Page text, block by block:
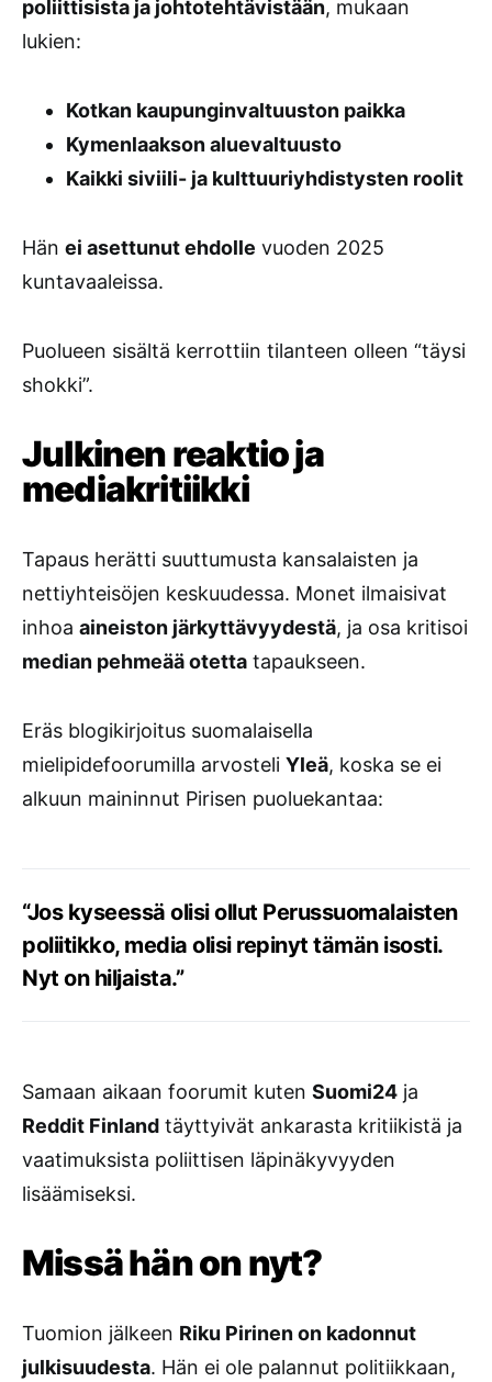
poliittisista ja johtotehtävistään, mukaan
lukien:
Kotkan kaupunginvaltuuston paikka
Kymenlaakson aluevaltuusto
Kaikki siviili- ja kulttuuriyhdistysten roolit
Hän ei asettunut ehdolle vuoden 2025
kuntavaaleissa.
Puolueen sisältä kerrottiin tilanteen olleen “täysi
shokki”.
Julkinen reaktio ja
mediakritiikki
Tapaus herätti suuttumusta kansalaisten ja
nettiyhteisöjen keskuudessa. Monet ilmaisivat
inhoa aineiston järkyttävyydestä, ja osa kritisoi
median pehmeää otetta tapaukseen.
Eräs blogikirjoitus suomalaisella
mielipidefoorumilla arvosteli Yleä, koska se ei
alkuun maininnut Pirisen puoluekantaa:
“Jos kyseessä olisi ollut Perussuomalaisten
poliitikko, media olisi repinyt tämän isosti.
Nyt on hiljaista.”
Samaan aikaan foorumit kuten Suomi24 ja
Reddit Finland täyttyivät ankarasta kritiikistä ja
vaatimuksista poliittisen läpinäkyvyyden
lisäämiseksi.
Missä hän on nyt?
Tuomion jälkeen Riku Pirinen on kadonnut
julkisuudesta. Hän ei ole palannut politiikkaan,